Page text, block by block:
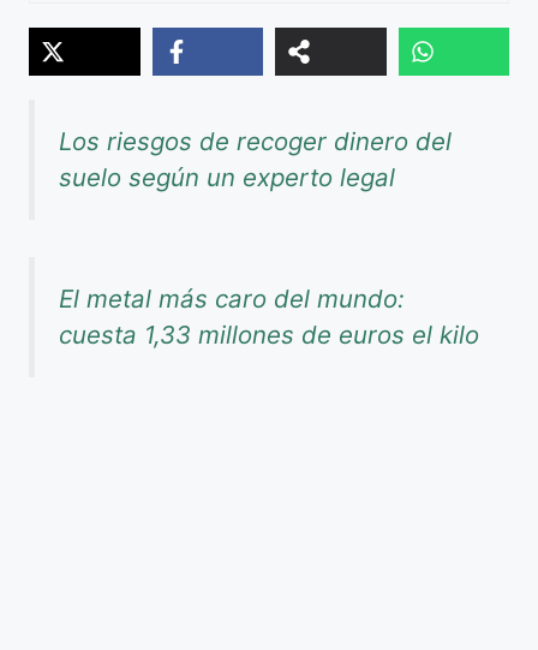
Los riesgos de recoger dinero del
suelo según un experto legal
El metal más caro del mundo:
cuesta 1,33 millones de euros el kilo